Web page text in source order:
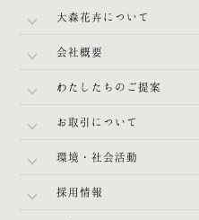
大森花卉について
会社概要
わたしたちのご提案
お取引について
環境・社会活動
採用情報